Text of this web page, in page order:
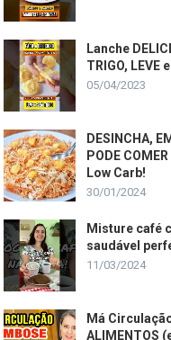
Lanche
TRIGO, LEVE
05/04/2023
DESINCHA,
PODE
Low Carb!
30/01/2024
Misture café
saudável
11/03/2024
Má
ALIMENTOS